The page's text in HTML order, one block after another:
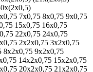
7х0,75 8х0,75 9х0,75
15х0,75 16х0,75
22х0,75 24х0,75
2х2х0,75 3х2х0,75
8х2х0,75 9х2х0,75
14х2х0,75 15х2х0,75
20х2х0,75 21х2х0,75